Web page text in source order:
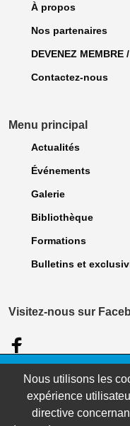
À propos
Nos partenaires
DEVENEZ
Contactez-nous
Menu principal
Actualités
Événements
Galerie
Bibliothèque
Formations
Bulletins et
Visitez-nous sur
Politique de
Nous utilisons les
expérience
directive